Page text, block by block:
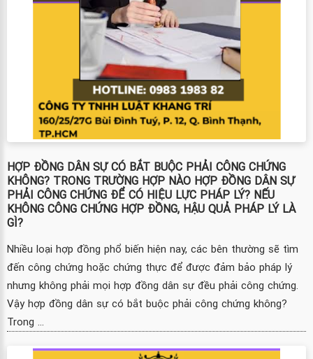
HỢP ĐỒNG DÂN SỰ CÓ BẮT BUỘC PHẢI CÔNG CHỨNG
KHÔNG? TRONG TRƯỜNG HỢP NÀO HỢP ĐỒNG DÂN SỰ
PHẢI CÔNG CHỨNG ĐỂ CÓ HIỆU LỰC PHÁP LÝ? NẾU
KHÔNG CÔNG CHỨNG HỢP ĐỒNG, HẬU QUẢ PHÁP LÝ LÀ
GÌ?
Nhiều loại hợp đồng phổ biến hiện nay, các bên thường sẽ tìm
đến công chứng hoặc chứng thực để được đảm bảo pháp lý
nhưng không phải mọi hợp đồng dân sự đều phải công chứng.
Vậy hợp đồng dân sự có bắt buộc phải công chứng không?
Trong ...